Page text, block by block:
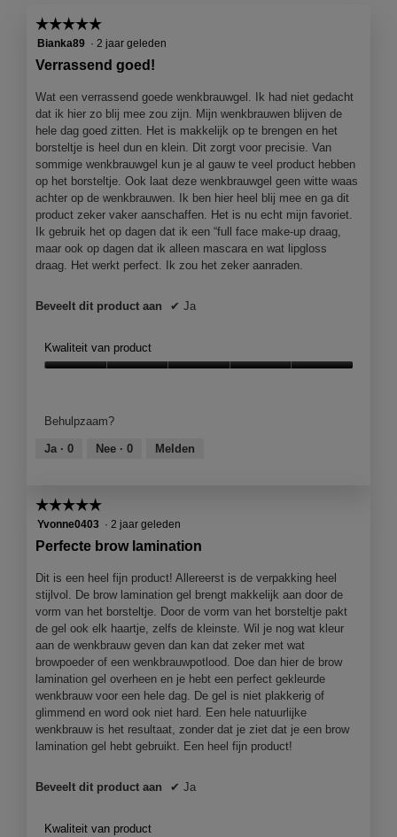
de
inhoud
☆☆☆☆☆
☆☆☆☆☆
5
sterren.
Bianka89 · 2 jaar geleden
Verrassend goed!
Wat een verrassend goede wenkbrauwgel. Ik had niet gedacht
dat ik hier zo blij mee zou zijn. Mijn wenkbrauwen blijven de
hele dag goed zitten. Het is makkelijk op te brengen en het
borsteltje is heel dun en klein. Dit zorgt voor precisie. Van
sommige wenkbrauwgel kun je al gauw te veel product hebben
op het borsteltje. Ook laat deze wenkbrauwgel geen witte waas
achter op de wenkbrauwen. Ik ben hier heel blij mee en ga dit
product zeker vaker aanschaffen. Het is nu echt mijn favoriet.
Ik gebruik het op dagen dat ik een “full face make-up draag,
maar ook op dagen dat ik alleen mascara en wat lipgloss
draag. Het werkt perfect. Ik zou het zeker aanraden.
Beveelt dit product aan ✔ Ja
Kwaliteit van product
5
van
Behulpzaam?
Ja · 0 Nee · 0 Melden
☆☆☆☆☆
☆☆☆☆☆
5
sterren.
Yvonne0403 · 2 jaar geleden
Perfecte brow lamination
Dit is een heel fijn product! Allereerst is de verpakking heel
stijlvol. De brow lamination gel brengt makkelijk aan door de
vorm van het borsteltje. Door de vorm van het borsteltje pakt
de gel ook elk haartje, zelfs de kleinste. Wil je nog wat kleur
aan de wenkbrauw geven dan kan dat zeker met wat
browpoeder of een wenkbrauwpotlood. Doe dan hier de brow
lamination gel overheen en je hebt een perfect gekleurde
wenkbrauw voor een hele dag. De gel is niet plakkerig of
glimmend en word ook niet hard. Een hele natuurlijke
wenkbrauw is het resultaat, zonder dat je ziet dat je een brow
lamination gel hebt gebruikt. Een heel fijn product!
Beveelt dit product aan ✔ Ja
Kwaliteit van product